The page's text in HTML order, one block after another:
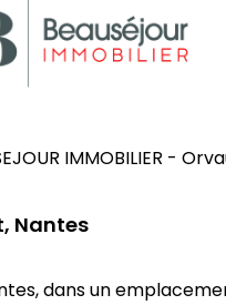
IMMOBILIER -
Nantes
dans un